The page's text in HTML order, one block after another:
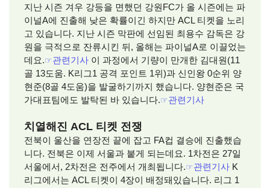
지난 시즌 겨우 강등을 면했던 강원FC가 올 시즌에는 파
이널A에 진출해 낮은 확률이긴 하지만 ACL 티켓을 노리
고 있습니다. 지난 시즌 막판에 선임된 최용수 감독은 강
원을 극적으로 잔류시킨 뒤, 올해는 파이널A로 이끌었는
데요.☞관련기사 이 과정에서 기량이 만개한 김대원(11
골 13도움. K리그1 공격 포인트 1위)과 신인왕 0순위 양
현준(8골 4도움)을 발굴하기까지 했습니다. 양현준은 국
가대표팀에도 발탁된 바 있습니다.☞관련기사
치열해진 ACL 티켓 전쟁
전북이 울산을 연장전 끝에 잡고 FA컵 결승에 진출했습
니다. 전북은 이제 서울과 붙게 되는데요. 1차전은 27일
서울에서, 2차전은 전주에서 개최됩니다.☞관련기사 K
리그에서는 ACL 티켓이 4장이 배정돼있습니다. 리그 1